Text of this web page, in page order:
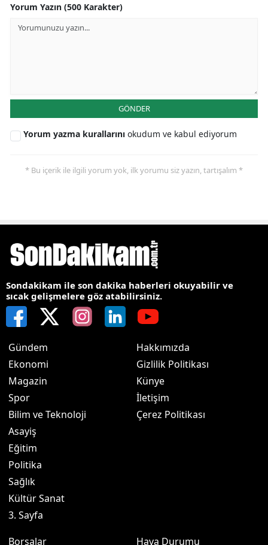
Yorum Yazın (500 Karakter)
GÖNDER
Yorum yazma kurallarını okudum ve kabul ediyorum
* Bu içerik ile ilgili yorum yok, ilk yorumu siz yazın, tartışalım *
Sondakikam ile son dakika haberleri okuyabilir ve
sıcak gelişmelere göz atabilirsiniz.
Gündem
Ekonomi
Magazin
Spor
Bilim ve Teknoloji
Asayiş
Eğitim
Politika
Sağlık
Kültür Sanat
3. Sayfa
Hakkımızda
Gizlilik Politikası
Künye
İletişim
Çerez Politikası
Borsalar Hava Durumu